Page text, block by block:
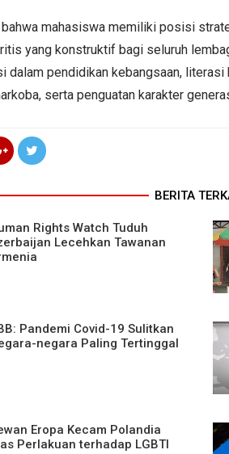
bahwa mahasiswa memiliki posisi
yang konstruktif bagi seluruh
dalam pendidikan kebangsaan, literasi
serta penguatan karakter
BERITA
Rights Watch Tuduh
Lecehkan Tawanan
Pandemi Covid-19 Sulitkan
negara Paling Tertinggal
Eropa Kecam Polandia
Perlakuan terhadap LGBTI